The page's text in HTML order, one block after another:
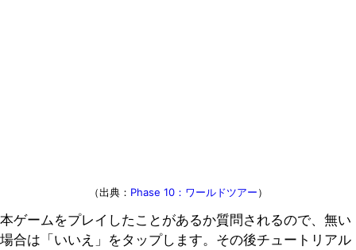
（出典： Phase 10：ワールドツアー）
本ゲームをプレイしたことがあるか質問されるので、無い
場合は「いいえ」をタップします。その後チュートリアル